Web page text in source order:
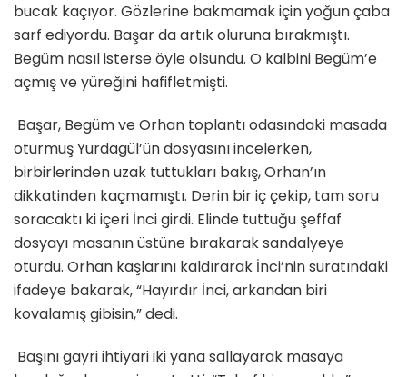
bucak kaçıyor. Gözlerine bakmamak için yoğun çaba
sarf ediyordu. Başar da artık oluruna bırakmıştı.
Begüm nasıl isterse öyle olsundu. O kalbini Begüm’e
açmış ve yüreğini hafifletmişti.
Başar, Begüm ve Orhan toplantı odasındaki masada
oturmuş Yurdagül’ün dosyasını incelerken,
birbirlerinden uzak tuttukları bakış, Orhan’ın
dikkatinden kaçmamıştı. Derin bir iç çekip, tam soru
soracaktı ki içeri İnci girdi. Elinde tuttuğu şeffaf
dosyayı masanın üstüne bırakarak sandalyeye
oturdu. Orhan kaşlarını kaldırarak İnci’nin suratındaki
ifadeye bakarak, “Hayırdır İnci, arkandan biri
kovalamış gibisin,” dedi.
Başını gayri ihtiyari iki yana sallayarak masaya